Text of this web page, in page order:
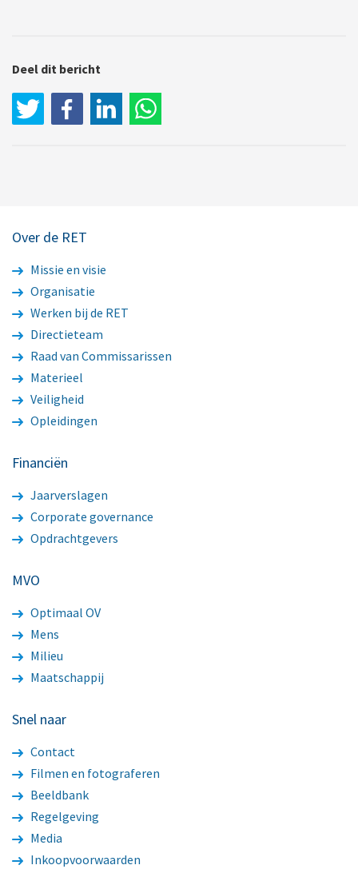
Deel dit bericht
LinkedIn
Over de RET
Missie en visie
Organisatie
Werken bij de RET
Directieteam
Raad van Commissarissen
Materieel
Veiligheid
Opleidingen
Financiën
Jaarverslagen
Corporate governance
Opdrachtgevers
MVO
Optimaal OV
Mens
Milieu
Maatschappij
Snel naar
Contact
Filmen en fotograferen
Beeldbank
Regelgeving
Media
Inkoopvoorwaarden